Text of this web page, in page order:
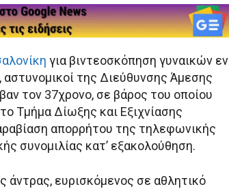
για βιντεοσκόπηση γυναικών εν
αστυνομικοί της Διεύθυνσης Άμεσης
τον 37χρονο, σε βάρος του οποίου
Τμήμα Δίωξης και Εξιχνίασης
απορρήτου της τηλεφωνικής
συνομιλίας κατ’ εξακολούθηση.
άντρας, ευρισκόμενος σε αθλητικό